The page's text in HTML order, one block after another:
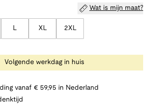
Wat is mijn maat?
L XL 2XL
Volgende werkdag in huis
vanaf € 59,95 in Nederland